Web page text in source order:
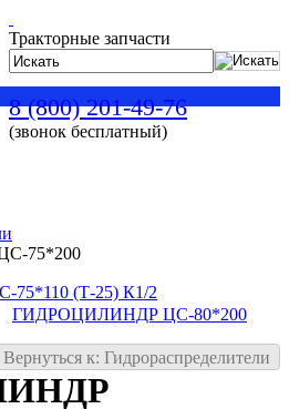
Тракторные запчасти
8 (800) 201-49-76
(звонок бесплатный)
75*200
(Т-25) К1/2
ГИДРОЦИЛИНДР ЦС-80*200
Вернуться к: Гидрораспределители